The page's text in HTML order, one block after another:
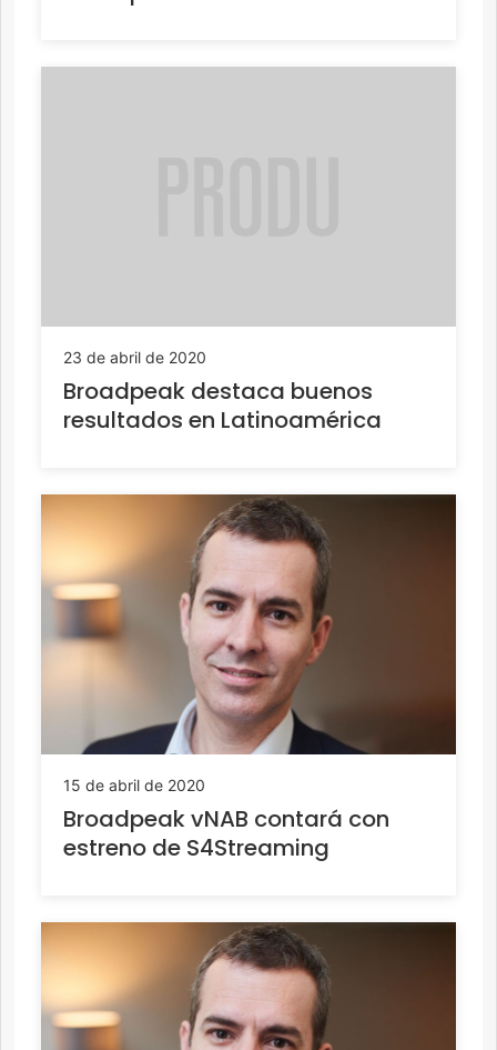
23 de abril de 2020
Broadpeak destaca buenos
resultados en Latinoamérica
15 de abril de 2020
Broadpeak vNAB contará con
estreno de S4Streaming